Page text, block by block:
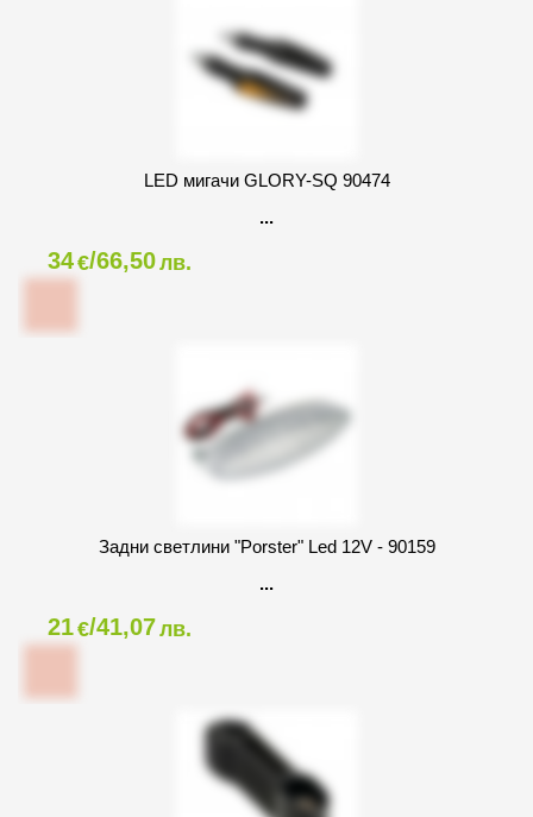
LED мигачи GLORY-SQ 90474
34€/66,50лв.
Задни светлини "Porster" Led 12V - 90159
21€/41,07лв.